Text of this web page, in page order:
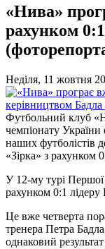
«Нива»
рахунком
Неділя, 11 жовтня
Футбольний клуб
чемпіонату
наших футболістів
«Зірка» з рахунком
У 12-му турі
рахунком 0:1 лідеру
Це вже четверта
тренера Петра
однаковий